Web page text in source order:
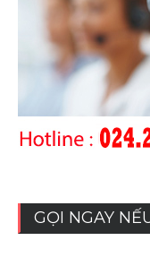
GỌI NGAY